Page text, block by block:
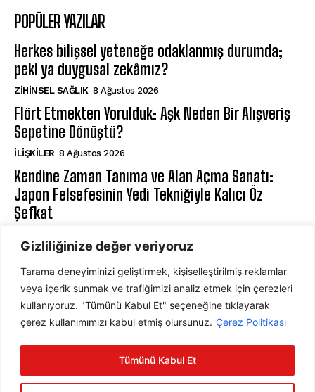
Gizliliğinize değer veriyoruz
Tarama deneyiminizi geliştirmek, kişiselleştirilmiş reklamlar
veya içerik sunmak ve trafiğimizi analiz etmek için çerezleri
kullanıyoruz. "Tümünü Kabul Et" seçeneğine tıklayarak
çerez kullanımımızı kabul etmiş olursunuz. Çerez Politikası
Tümünü Kabul Et
POPÜLER YAZILAR
Herkes bilişsel yeteneğe odaklanmış durumda;
peki ya duygusal zekâmız?
ZIHINSEL SAĞLIK 8 Ağustos 2026
Flört Etmekten Yorulduk: Aşk Neden Bir Alışveriş
Sepetine Dönüştü?
İLIŞKILER 8 Ağustos 2026
Kendine Zaman Tanıma ve Alan Açma Sanatı:
Japon Felsefesinin Yedi Tekniğiyle Kalıcı Öz
Şefkat
ABONE OL
ABONE OL